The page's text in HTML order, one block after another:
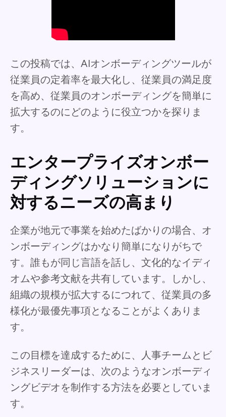
この投稿では、AIオンボーディングツールが
従業員の定着率を最大化し、従業員の満足度
を高め、従業員のオンボーディングを簡単に
拡大するのにどのように役立つかを探りま
す。
エンタープライズオンボー
ディングソリューションに
対するニーズの高まり
企業が地元で事業を始めたばかりの場合、オ
ンボーディングはかなり簡単になりがちで
す。誰もが同じ言語を話し、文化的なイディ
オムや参考文献を共有しています。しかし、
組織の規模が拡大するにつれて、従業員の多
様化が最優先事項となることがよくありま
す。
この目標を達成するために、人事チームとビ
ジネスリーダーは、次のようなオンボーディ
ングビデオを制作する方法を必要としていま
す。